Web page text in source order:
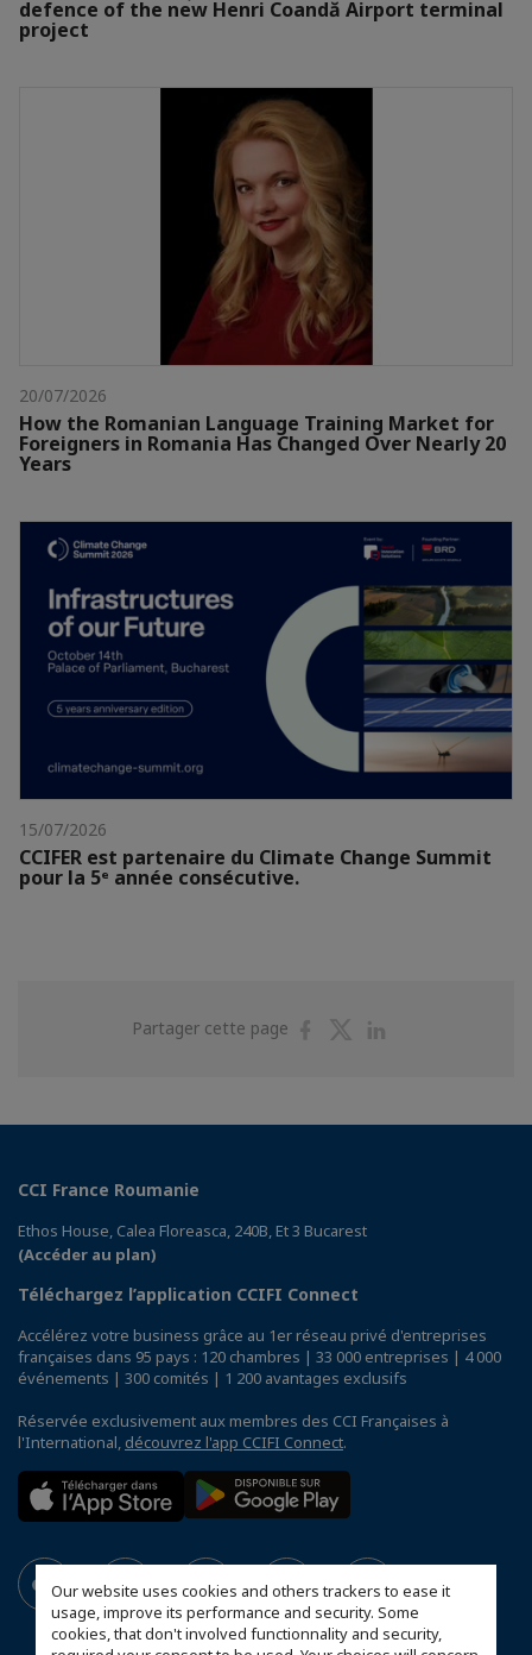
Our website uses cookies and others trackers to ease it
usage, improve its performance and security. Some
cookies, that don't involved functionnality and security,
defence of the new Henri Coandă Airport terminal
project
20/07/2026
How the Romanian Language Training Market for
Foreigners in Romania Has Changed Over Nearly 20
Years
15/07/2026
CCIFER est partenaire du Climate Change Summit
pour la 5ᵉ année consécutive.
Partager cette page
PartagerPartager
CCI France Roumanie
Ethos House, Calea Floreasca, 240B, Et 3 Bucarest
(Accéder au plan)
Téléchargez l’application CCIFI Connect
Accélérez votre business grâce au 1er réseau privé d'entreprises
françaises dans 95 pays : 120 chambres | 33 000 entreprises | 4 000
événements | 300 comités | 1 200 avantages exclusifs
Réservée exclusivement aux membres des CCI Françaises à
l'International, découvrez l'app CCIFI Connect.